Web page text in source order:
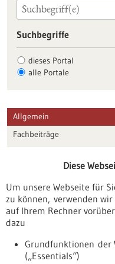
Suchbegriffe
dieses Portal
alle Portale
Allgemein
Fachbeiträge
Veranstaltungen
Erscheinungsdatum
Diese
Um unsere Webseite für
zu können, verwenden wir
auf Ihrem Rechner
dazu
Grundfunktionen der
(„Essentials“)